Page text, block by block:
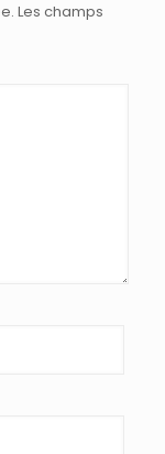
Les champs